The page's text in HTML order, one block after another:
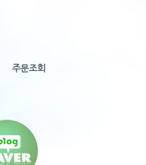
주문조회